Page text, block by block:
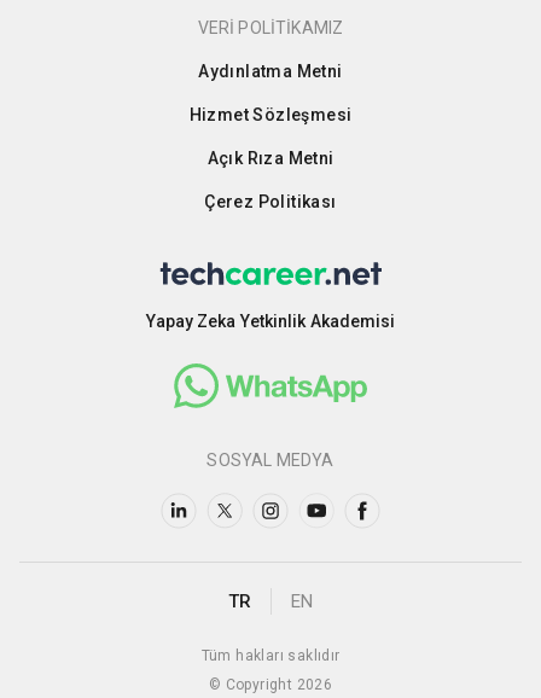
VERİ POLİTİKAMIZ
Aydınlatma Metni
Hizmet Sözleşmesi
Açık Rıza Metni
Çerez Politikası
Yapay Zeka Yetkinlik Akademisi
SOSYAL MEDYA
TR EN
Tüm hakları saklıdır
© Copyright 2026